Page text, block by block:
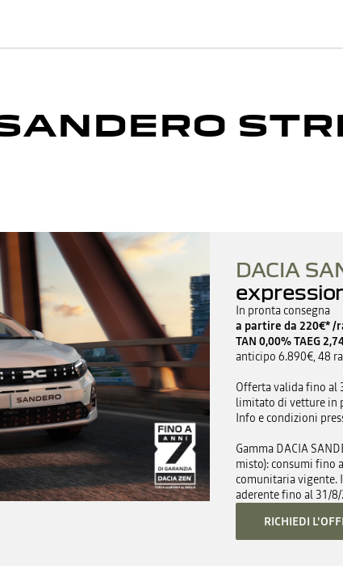
DACIA
In pronta consegna
a partire da 220€* /
TAN 0,00% TAEG
anticipo 6.890€, 48
Offerta valida fino al
limitato di vetture in
Info e condizioni
Gamma DACIA
misto): consumi fino
comunitaria vigente.
aderente fino al 31/
RICHIEDI